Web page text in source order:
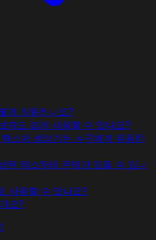
게 작동하나요?
자도 쉽게 사용할 수 있나요?
스처 생성기는 누구에게 유용한
된 텍스처에 문제가 있을 수 있나
사용할 수 있나요?
요?